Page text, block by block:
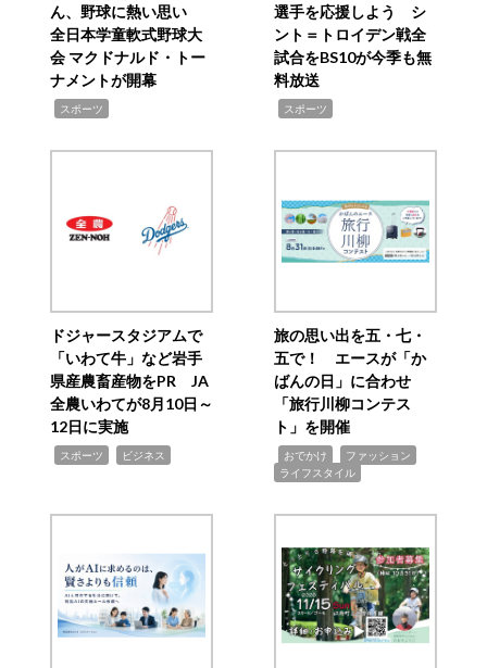
ん、野球に熱い思い
全日本学童軟式野球大
会 マクドナルド・トー
ナメントが開幕
スポーツ
選手を応援しよう シ
ント＝トロイデン戦全
試合をBS10が今季も無
料放送
スポーツ
ドジャースタジアムで
「いわて牛」など岩手
県産農畜産物をPR JA
全農いわてが8月10日～
12日に実施
スポーツ ビジネス
旅の思い出を五・七・
五で！ エースが「か
ばんの日」に合わせ
「旅行川柳コンテス
ト」を開催
おでかけ ファッション
ライフスタイル